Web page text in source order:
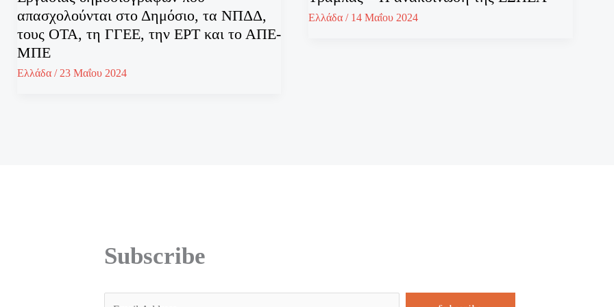
απασχολούνται στο Δημόσιο, τα ΝΠΔΔ,
τους ΟΤΑ, τη ΓΓΕΕ, την ΕΡΤ και το ΑΠΕ-
ΜΠΕ
Ελλάδα/ 23 Μαΐου 2024
Ελλάδα / 14 Μαΐου 2024
Subscribe